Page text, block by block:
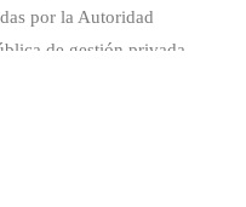
por la Autoridad
de gestión privada.